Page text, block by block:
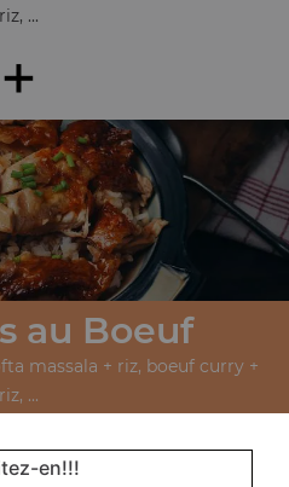
riz, ...
+
au Boeuf
massala + riz, boeuf curry +
riz, ...
en!!!